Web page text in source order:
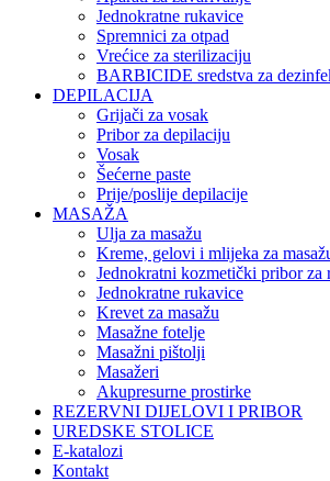
Jednokratne rukavice
Spremnici za otpad
Vrećice za sterilizaciju
BARBICIDE sredstva za
DEPILACIJA
Grijači za vosak
Pribor za depilaciju
Vosak
Šećerne paste
Prije/poslije depilacije
MASAŽA
Ulja za masažu
Kreme, gelovi i mlijeka za
Jednokratni kozmetički pribor za
Jednokratne rukavice
Krevet za masažu
Masažne fotelje
Masažni pištolji
Masažeri
Akupresurne prostirke
REZERVNI DIJELOVI I PRIBOR
UREDSKE STOLICE
E-katalozi
Kontakt